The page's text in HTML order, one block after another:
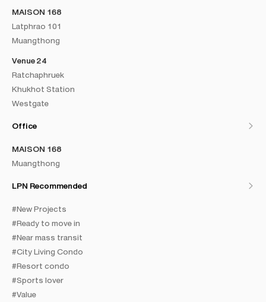
MAISON 168
Latphrao 101
Muangthong
Venue 24
Ratchaphruek
Khukhot Station
Westgate
Office
MAISON 168
Muangthong
LPN Recommended
#New Projects
#Ready to move in
#Near mass transit
#City Living Condo
#Resort condo
#Sports lover
#Value